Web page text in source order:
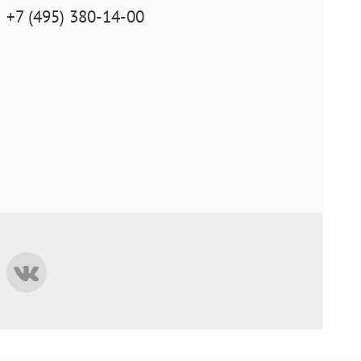
+7 (495) 380-14-00